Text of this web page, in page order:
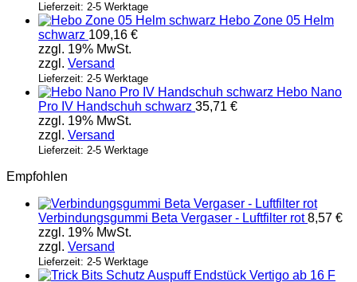
Lieferzeit: 2-5 Werktage
Hebo Zone 05 Helm
schwarz 109,16 €
zzgl. 19% MwSt.
zzgl. Versand
Lieferzeit: 2-5 Werktage
Hebo Nano
Pro IV Handschuh schwarz 35,71 €
zzgl. 19% MwSt.
zzgl. Versand
Lieferzeit: 2-5 Werktage
Empfohlen
Verbindungsgummi Beta Vergaser - Luftfilter rot 8,57 €
zzgl. 19% MwSt.
zzgl. Versand
Lieferzeit: 2-5 Werktage